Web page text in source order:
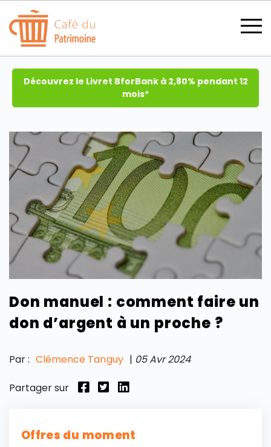
SECTIONS
CATÉGORIES
TOUS LES THÈMES
Découvrez le Livret BforBank à 2,80% pendant 12
mois*
Don manuel : comment faire un
don d’argent à un proche ?
Par : Clémence Tanguy | 05 Avr 2024
Partager sur
Offres du moment